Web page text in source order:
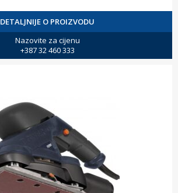
DETALJNIJE O PROIZVODU
Nazovite za cijenu
+387 32 460 333